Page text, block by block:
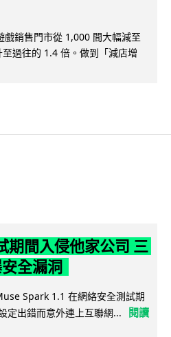
戲銷售門市從 1,000 間大幅減至
過往的 1.4 倍。做到「減店增
期間入侵他家公司 三
全漏洞
Spark 1.1 在網絡安全測試期
出錯而意外連上互聯網...
閱讀